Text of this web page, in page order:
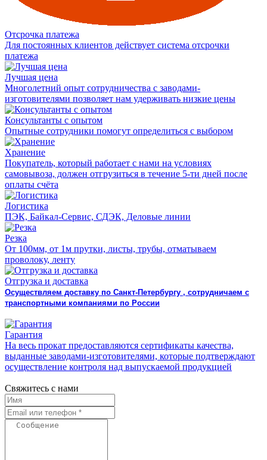
Отсрочка платежа
Для постоянных клиентов действует система отсрочки
платежа
Лучшая цена
Многолетний опыт сотрудничества с заводами-
изготовителями позволяет нам удерживать низкие цены
Консультанты с опытом
Опытные сотрудники помогут определиться с выбором
Хранение
Покупатель, который работает с нами на условиях
самовывоза, должен отгрузиться в течение 5-ти дней после
оплаты счёта
Логистика
ПЭК, Байкал-Сервис, СДЭК, Деловые линии
Резка
От 100мм, от 1м прутки, листы, трубы, отматываем
проволоку, ленту
Отгрузка и доставка
Осуществляем доставку по Санкт-Петербургу , сотрудничаем с
транспортными компаниями по России
Гарантия
На весь прокат предоставляются сертификаты качества,
выданные заводами-изготовителями, которые подтверждают
осуществление контроля над выпускаемой продукцией
Свяжитесь с нами